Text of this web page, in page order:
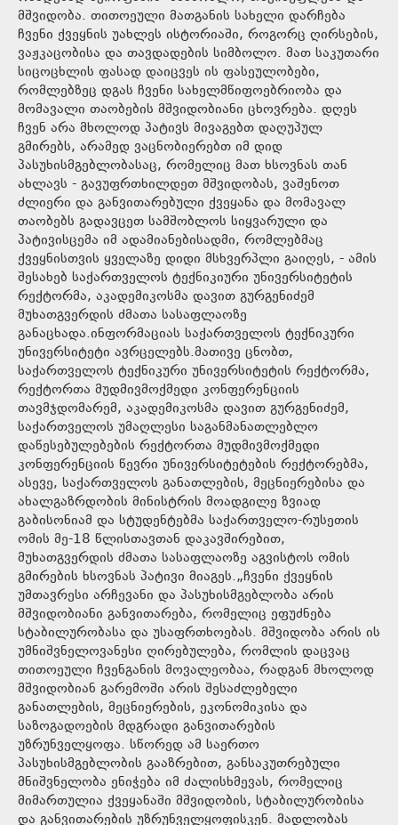
მშვიდობა. თითოეული მათგანის სახელი დარჩება
ჩვენი ქვეყნის უახლეს ისტორიაში, როგორც ღირსების,
ვაჟკაცობისა და თავდადების სიმბოლო. მათ საკუთარი
სიცოცხლის ფასად დაიცვეს ის ფასეულობები,
რომლებზეც დგას ჩვენი სახელმწიფოებრიობა და
მომავალი თაობების მშვიდობიანი ცხოვრება. დღეს
ჩვენ არა მხოლოდ პატივს მივაგებთ დაღუპულ
გმირებს, არამედ ვაცნობიერებთ იმ დიდ
პასუხისმგებლობასაც, რომელიც მათ ხსოვნას თან
ახლავს - გავუფრთხილდეთ მშვიდობას, ვაშენოთ
ძლიერი და განვითარებული ქვეყანა და მომავალ
თაობებს გადავცეთ სამშობლოს სიყვარული და
პატივისცემა იმ ადამიანებისადმი, რომლებმაც
ქვეყნისთვის ყველაზე დიდი მსხვერპლი გაიღეს, - ამის
შესახებ საქართველოს ტექნიკიური უნივერსიტეტის
რექტორმა, აკადემიკოსმა დავით გურგენიძემ
მუხათგვერდის ძმათა სასაფლაოზე
განაცხადა.ინფორმაციას საქართველოს ტექნიკური
უნივერსიტეტი ავრცელებს.მათივე ცნობთ,
საქართველოს ტექნიკური უნივერსიტეტის რექტორმა,
რექტორთა მუდმივმოქმედი კონფერენციის
თავმჯდომარემ, აკადემიკოსმა დავით გურგენიძემ,
საქართველოს უმაღლესი საგანმანათლებლო
დაწესებულებების რექტორთა მუდმივმოქმედი
კონფერენციის წევრი უნივერსიტეტების რექტორებმა,
ასევე, საქართველოს განათლების, მეცნიერებისა და
ახალგაზრდობის მინისტრის მოადგილე ზვიად
გაბისონიამ და სტუდენტებმა საქართველო-რუსეთის
ომის მე-18 წლისთავთან დაკავშირებით,
მუხათგვერდის ძმათა სასაფლაოზე აგვისტოს ომის
გმირების ხსოვნას პატივი მიაგეს.„ჩვენი ქვეყნის
უმთავრესი არჩევანი და პასუხისმგებლობა არის
მშვიდობიანი განვითარება, რომელიც ეფუძნება
სტაბილურობასა და უსაფრთხოებას. მშვიდობა არის ის
უმნიშვნელოვანესი ღირებულება, რომლის დაცვაც
თითოეული ჩვენგანის მოვალეობაა, რადგან მხოლოდ
მშვიდობიან გარემოში არის შესაძლებელი
განათლების, მეცნიერების, ეკონომიკისა და
საზოგადოების მდგრადი განვითარების
უზრუნველყოფა. სწორედ ამ საერთო
პასუხისმგებლობის გააზრებით, განსაკუთრებული
მნიშვნელობა ენიჭება იმ ძალისხმევას, რომელიც
მიმართულია ქვეყანაში მშვიდობის, სტაბილურობისა
და განვითარების უზრუნველყოფისკენ. მადლობას